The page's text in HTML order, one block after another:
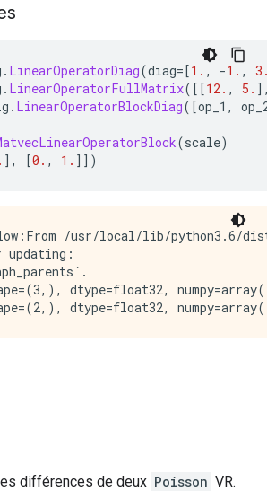
. LinearOperatorDiag(diag=[1. , -1. ,
. LinearOperatorFullMatrix([[12. , 5.
. LinearOperatorBlockDiag([op_1 ,
(scale)
], [0. , 1. ]])
/usr/local/lib/python3.6/
dtype=float32,
différences de deux Poisson VR.